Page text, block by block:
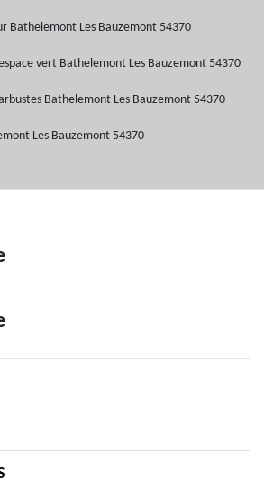
Bathelemont Les Bauzemont 54370
vert Bathelemont Les Bauzemont 54370
Bathelemont Les Bauzemont 54370
Les Bauzemont 54370